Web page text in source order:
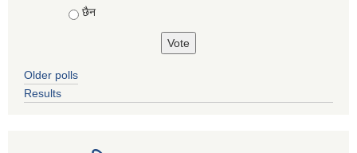
छैन
Older polls
Results